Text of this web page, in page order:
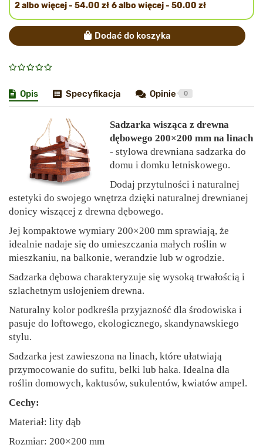
2 albo więcej - 54.00 zł 6 albo więcej - 50.00 zł
Dodać do koszyka
Opis Specyfikacja Opinie 0
Sadzarka wisząca z drewna
dębowego 200×200 mm na linach
- stylowa drewniana sadzarka do
domu i domku letniskowego.
Dodaj przytulności i naturalnej
estetyki do swojego wnętrza dzięki naturalnej drewnianej
donicy wiszącej z drewna dębowego.
Jej kompaktowe wymiary 200×200 mm sprawiają, że
idealnie nadaje się do umieszczania małych roślin w
mieszkaniu, na balkonie, werandzie lub w ogrodzie.
Sadzarka dębowa charakteryzuje się wysoką trwałością i
szlachetnym usłojeniem drewna.
Naturalny kolor podkreśla przyjazność dla środowiska i
pasuje do loftowego, ekologicznego, skandynawskiego
stylu.
Sadzarka jest zawieszona na linach, które ułatwiają
przymocowanie do sufitu, belki lub haka. Idealna dla
roślin domowych, kaktusów, sukulentów, kwiatów ampel.
Cechy:
Materiał: lity dąb
Rozmiar: 200×200 mm